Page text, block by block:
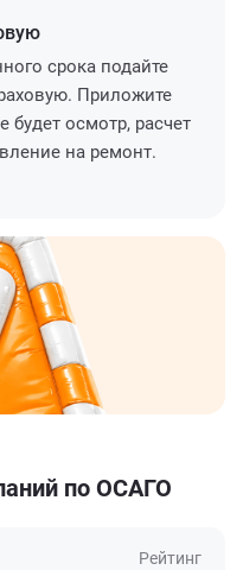
срока подайте
Приложите
будет осмотр, расчет
на ремонт.
по ОСАГО
Рейтинг